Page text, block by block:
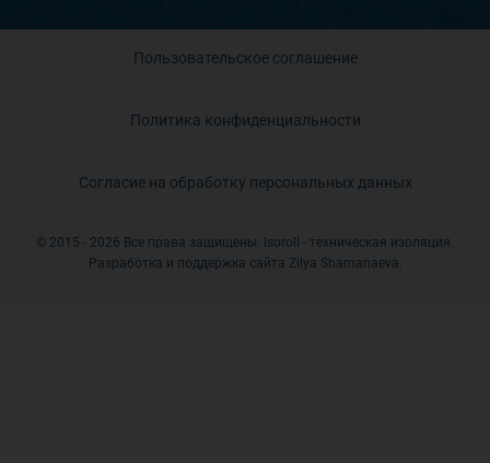
Пользовательское соглашение
Политика конфиденциальности
Согласие на обработку персональных данных
© 2015 - 2026 Все права защищены. Isoroll - техническая изоляция.
Разработка и поддержка сайта Zilya Shamanaeva.